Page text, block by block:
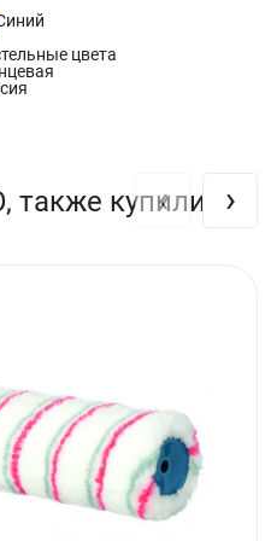
более 24 часов
не более 5 от массы эмали.
цвета
также купили
‹ ›